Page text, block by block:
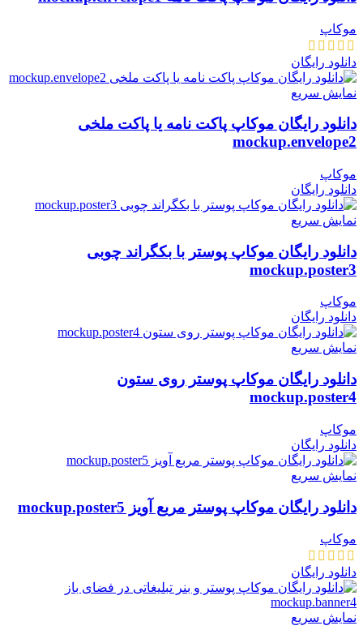
موکاپ
دانلود رایگان
نمایش سریع
دانلود رایگان موکاپ پاکت نامه یا پاکت ملخی
mockup.envelope2
موکاپ
دانلود رایگان
نمایش سریع
دانلود رایگان موکاپ پوستر با بکگراند چوبی
mockup.poster3
موکاپ
دانلود رایگان
نمایش سریع
دانلود رایگان موکاپ پوستر روی ستون
mockup.poster4
موکاپ
دانلود رایگان
نمایش سریع
دانلود رایگان موکاپ پوستر مربع آویز mockup.poster5
موکاپ
دانلود رایگان
نمایش سریع